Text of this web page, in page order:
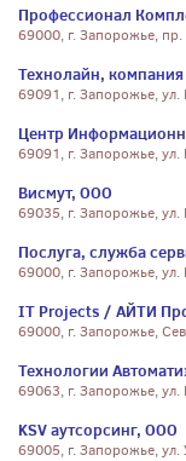
Профессионал
69000, г. Запорожье,
Технолайн,
69091, г. Запорожье,
Центр
69091, г. Запорожье,
Висмут, ООО
69035, г. Запорожье,
Послуга, служба
69000, г. Запорожье, ул.
IT Projects / АЙТИ
69000, г. Запорожье,
Технологии
69063, г. Запорожье, ул.
KSV аутсорсинг, ООО
69005, г. Запорожье,